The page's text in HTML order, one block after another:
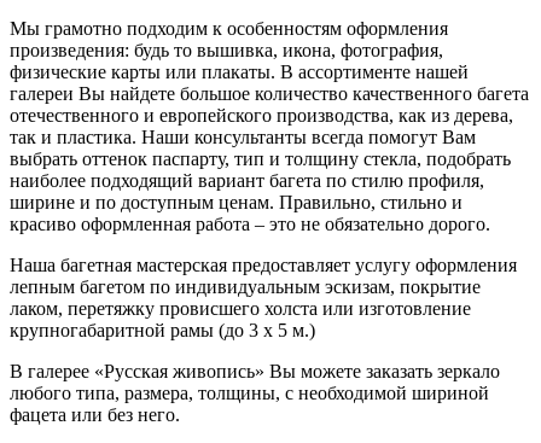
Мы грамотно подходим к особенностям оформления
произведения: будь то вышивка, икона, фотография,
физические карты или плакаты. В ассортименте нашей
галереи Вы найдете большое количество качественного багета
отечественного и европейского производства, как из дерева,
так и пластика. Наши консультанты всегда помогут Вам
выбрать оттенок паспарту, тип и толщину стекла, подобрать
наиболее подходящий вариант багета по стилю профиля,
ширине и по доступным ценам. Правильно, стильно и
красиво оформленная работа – это не обязательно дорого.
Наша багетная мастерская предоставляет услугу оформления
лепным багетом по индивидуальным эскизам, покрытие
лаком, перетяжку провисшего холста или изготовление
крупногабаритной рамы (до 3 х 5 м.)
В галерее «Русская живопись» Вы можете заказать зеркало
любого типа, размера, толщины, с необходимой шириной
фацета или без него.